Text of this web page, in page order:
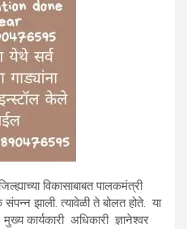
विकासाबाबत पालकमंत्री
झाली. त्यावेळी ते बोलत होते. या
कार्यकारी अधिकारी ज्ञानेश्वर